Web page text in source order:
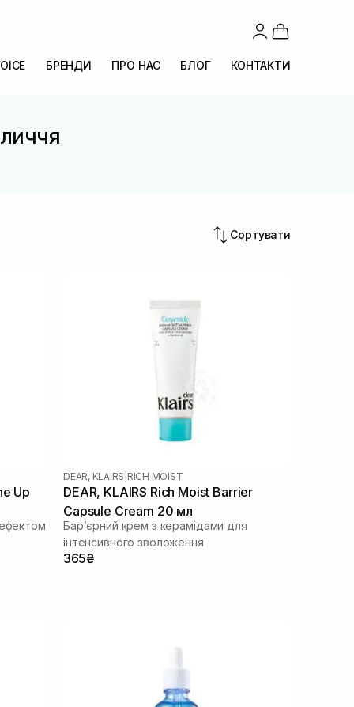
БРЕНДИ ПРО НАС БЛОГ КОНТАКТИ
Сортувати
Up
DEAR, KLAIRS RICH MOIST
DEAR, KLAIRS Rich Moist Barrier
Capsule Cream 20 мл
Бар’єрний крем з керамідами для
інтенсивного зволоження
365₴